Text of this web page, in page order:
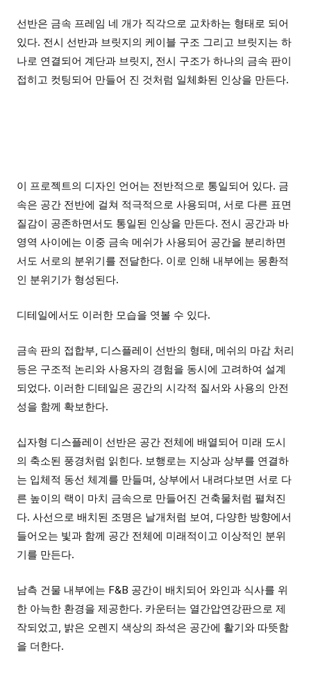
선반은 금속 프레임 네 개가 직각으로 교차하는 형태로 되어
있다. 전시 선반과 브릿지의 케이블 구조 그리고 브릿지는 하
나로 연결되어 계단과 브릿지, 전시 구조가 하나의 금속 판이
접히고 컷팅되어 만들어 진 것처럼 일체화된 인상을 만든다.
이 프로젝트의 디자인 언어는 전반적으로 통일되어 있다. 금
속은 공간 전반에 걸쳐 적극적으로 사용되며, 서로 다른 표면
질감이 공존하면서도 통일된 인상을 만든다. 전시 공간과 바
영역 사이에는 이중 금속 메쉬가 사용되어 공간을 분리하면
서도 서로의 분위기를 전달한다. 이로 인해 내부에는 몽환적
인 분위기가 형성된다.
디테일에서도 이러한 모습을 엿볼 수 있다.
금속 판의 접합부, 디스플레이 선반의 형태, 메쉬의 마감 처리
등은 구조적 논리와 사용자의 경험을 동시에 고려하여 설계
되었다. 이러한 디테일은 공간의 시각적 질서와 사용의 안전
성을 함께 확보한다.
십자형 디스플레이 선반은 공간 전체에 배열되어 미래 도시
의 축소된 풍경처럼 읽힌다. 보행로는 지상과 상부를 연결하
는 입체적 동선 체계를 만들며, 상부에서 내려다보면 서로 다
른 높이의 랙이 마치 금속으로 만들어진 건축물처럼 펼쳐진
다. 사선으로 배치된 조명은 날개처럼 보여, 다양한 방향에서
들어오는 빛과 함께 공간 전체에 미래적이고 이상적인 분위
기를 만든다.
남측 건물 내부에는 F&B 공간이 배치되어 와인과 식사를 위
한 아늑한 환경을 제공한다. 카운터는 열간압연강판으로 제
작되었고, 밝은 오렌지 색상의 좌석은 공간에 활기와 따뜻함
을 더한다.